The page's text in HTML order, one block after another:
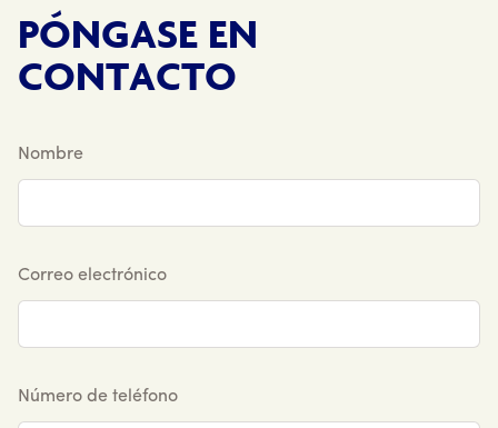
PÓNGASE EN
CONTACTO
Nombre
Correo electrónico
Número de teléfono